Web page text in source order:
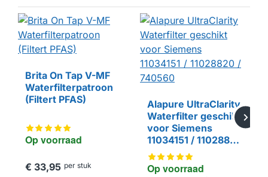
Op voorraad
Brita On Tap V-MF
Waterfilterpatroon
(Filtert PFAS)
€ 33,95 per stuk
HUISMERK
Op voorraad
Alapure UltraClarity
Waterfilter geschikt
voor Siemens
11034151 / 11028820
/ 740560